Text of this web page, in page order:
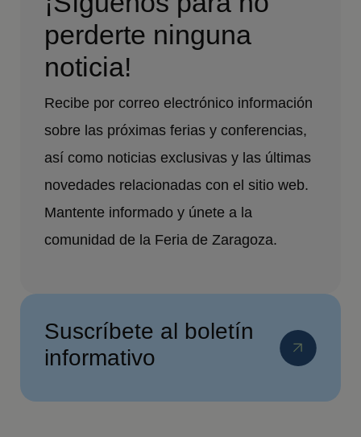
perderte ninguna
noticia!
Recibe por correo electrónico información
sobre las próximas ferias y conferencias,
así como noticias exclusivas y las últimas
novedades relacionadas con el sitio web.
Mantente informado y únete a la
comunidad de la Feria de Zaragoza.
Suscríbete al boletín
informativo